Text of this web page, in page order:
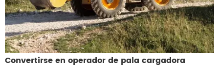
Convertirse en operador de pala cargadora